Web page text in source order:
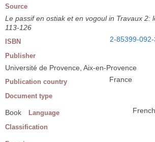
Source
Le passif en ostiak et en vogoul in Travaux 2:
113-126
ISBN 2-85399-092-
Publisher
Université de Provence, Aix-en-Provence
Publication country France
Document type
Book Language French
Classification